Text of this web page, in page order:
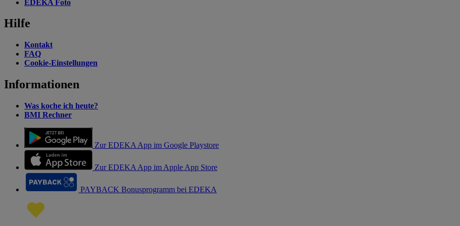
EDEKA Foto
Hilfe
Kontakt
FAQ
Cookie-Einstellungen
Informationen
Was koche ich heute?
BMI Rechner
Zur EDEKA App im Google Playstore
Zur EDEKA App im Apple App Store
PAYBACK Bonusprogramm bei EDEKA